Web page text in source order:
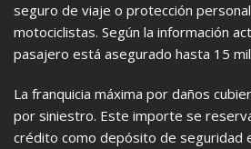
seguro de viaje o protección
motociclistas. Según la información
pasajero está asegurado hasta 15
La franquicia máxima por daños
por siniestro. Este importe se
crédito como depósito de seguridad